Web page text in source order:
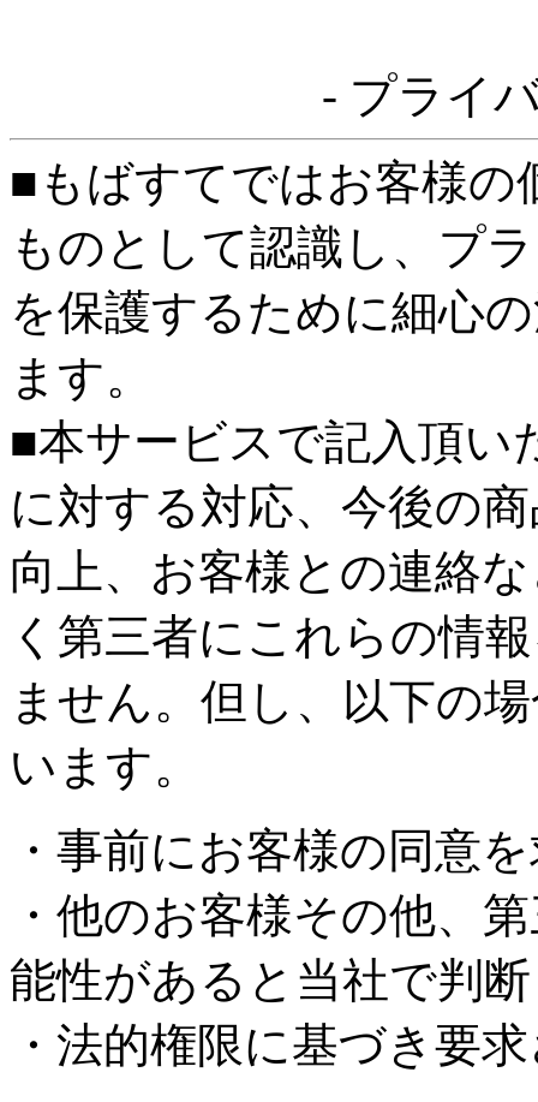
- プライ
■もばすてではお客様の
ものとして認識し、プ
を保護するために細心
ます。
■本サービスで記入頂い
に対する対応、今後の
向上、お客様との連絡
く第三者にこれらの情
ません。但し、以下の
います。
・事前にお客様の同意
・他のお客様その他、
能性があると当社で判
・法的権限に基づき要